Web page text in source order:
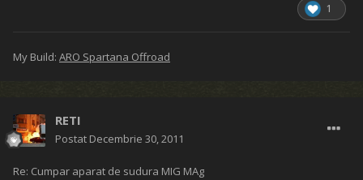
1
My Build: ARO Spartana Offroad
RETI
Postat Decembrie 30, 2011
Re: Cumpar aparat de sudura MIG MAg